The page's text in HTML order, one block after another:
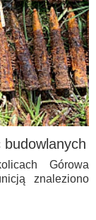
Górowa
znaleziono